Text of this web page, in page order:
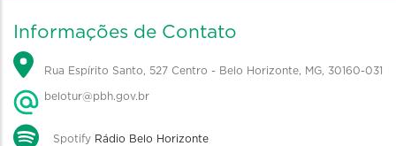
Informações de Contato
Rua Espírito Santo, 527 Centro - Belo Horizonte, MG, 30160-031
belotur@pbh.gov.br
Spotify Rádio Belo Horizonte